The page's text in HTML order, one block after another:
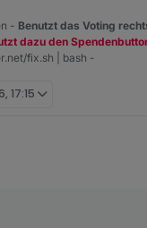
- Benutzt das Voting
dazu den
fix.sh | bash -
17:15